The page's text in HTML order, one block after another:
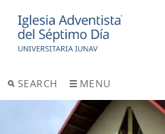
SEARCH MENU